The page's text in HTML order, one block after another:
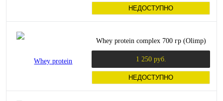
НЕДОСТУПНО
Whey protein complex 700 гр (Olimp)
1 250 руб.
НЕДОСТУПНО